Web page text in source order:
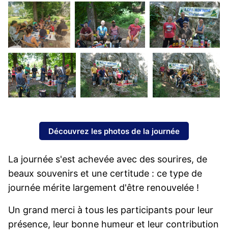
Découvrez les photos de la journée
La journée s'est achevée avec des sourires, de
beaux souvenirs et une certitude : ce type de
journée mérite largement d'être renouvelée !
Un grand merci à tous les participants pour leur
présence, leur bonne humeur et leur contribution